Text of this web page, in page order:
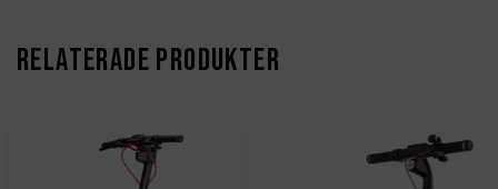
RELATERADE PRODUKTER